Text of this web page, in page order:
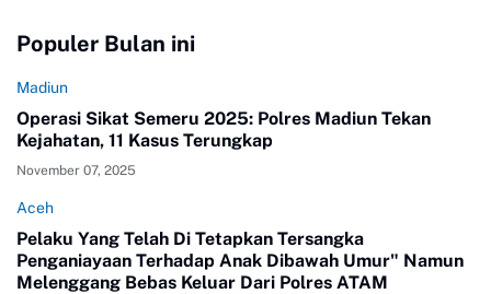
Populer Bulan ini
Madiun
Operasi Sikat Semeru 2025: Polres Madiun Tekan
Kejahatan, 11 Kasus Terungkap
November 07, 2025
Aceh
Pelaku Yang Telah Di Tetapkan Tersangka
Penganiayaan Terhadap Anak Dibawah Umur" Namun
Melenggang Bebas Keluar Dari Polres ATAM